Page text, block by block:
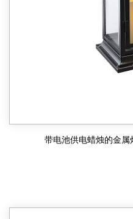
带电池供电蜡烛的金